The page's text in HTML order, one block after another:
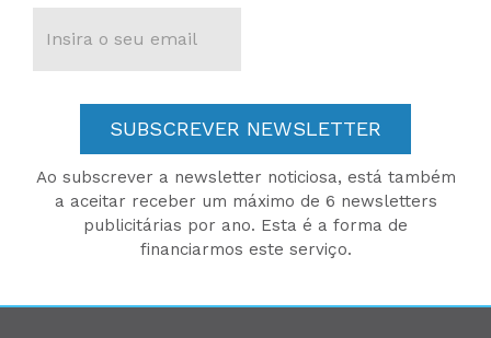
SUBSCREVER NEWSLETTER
Ao subscrever a newsletter noticiosa, está também
a aceitar receber um máximo de 6 newsletters
publicitárias por ano. Esta é a forma de
financiarmos este serviço.